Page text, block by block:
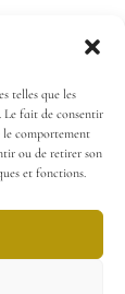
telles que les
Le fait de consentir
le comportement
ou de retirer son
et fonctions.